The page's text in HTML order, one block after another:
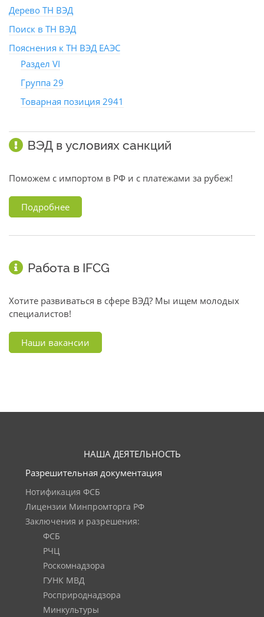
Дерево ТН ВЭД
Поиск в ТН ВЭД
Пояснения к ТН ВЭД ЕАЭС
Раздел VI
Группа 29
Товарная позиция 2941
ВЭД в условиях санкций
Поможем с импортом в РФ и с платежами за рубеж!
Подробнее
Работа в IFCG
Хотите развиваться в сфере ВЭД? Мы ищем молодых
специалистов!
Наши вакансии
НАША ДЕЯТЕЛЬНОСТЬ
Разрешительная документация
Нотификация ФСБ
Лицензии Минпромторга РФ
Заключения и разрешения:
ФСБ
РЧЦ
Роскомнадзора
ГУНК МВД
Росприроднадзора
Минкультуры